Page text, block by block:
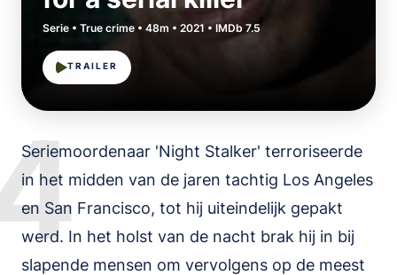
Serie • True crime • 48m • 2021 • IMDb 7.5
TRAILER
Seriemoordenaar 'Night Stalker' terroriseerde
in het midden van de jaren tachtig Los Angeles
en San Francisco, tot hij uiteindelijk gepakt
werd. In het holst van de nacht brak hij in bij
slapende mensen om vervolgens op de meest